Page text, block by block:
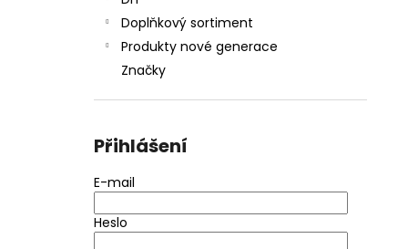
Doplňkový sortiment
Produkty nové generace
Značky
Přihlášení
E-mail
Heslo
JOYETECH BF SS316 ATOMIZER 0,6OHM
48 Kč